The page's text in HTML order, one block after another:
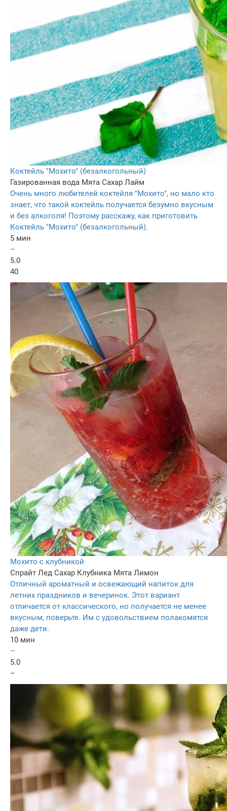
Коктейль "Мохито" (безалкогольный)
Газированная вода Мята Сахар Лайм
Очень много любителей коктейля "Мохито", но мало кто
знает, что такой коктейль получается безумно вкусным
и без алкоголя! Поэтому расскажу, как приготовить
Коктейль "Мохито" (безалкогольный).
5 мин
–
5.0
40
Мохито с клубникой
Спрайт Лед Сахар Клубника Мята Лимон
Отличный ароматный и освежающий напиток для
летних праздников и вечеринок. Этот вариант
отличается от классического, но получается не менее
вкусным, поверьте. Им с удовольствием полакомятся
даже дети.
10 мин
–
5.0
–